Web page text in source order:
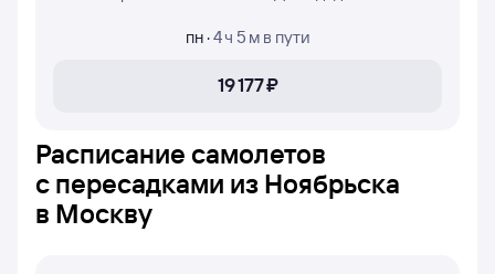
Utair и Ямал осуществляют полёты.
пн·4 ч 5 м в пути
19 ⁠177 ⁠₽
Расписание самолетов
с пересадками из Ноябрьска
в Москву